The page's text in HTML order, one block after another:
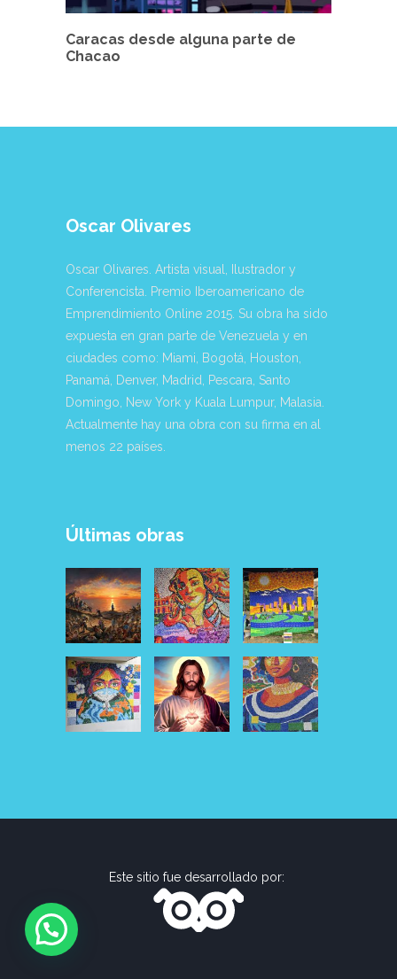
Caracas desde alguna parte de
Chacao
Oscar Olivares
Oscar Olivares. Artista visual, Ilustrador y
Conferencista. Premio Iberoamericano de
Emprendimiento Online 2015. Su obra ha sido
expuesta en gran parte de Venezuela y en
ciudades como: Miami, Bogotá, Houston,
Panamá, Denver, Madrid, Pescara, Santo
Domingo, New York y Kuala Lumpur, Malasia.
Actualmente hay una obra con su firma en al
menos 22 países.
Últimas obras
Este sitio fue desarrollado por: